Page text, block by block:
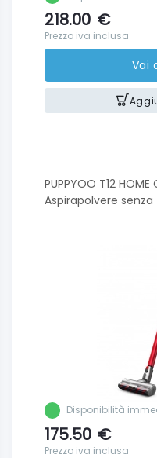
218.00 €
Prezzo iva inclusa
Vai
PUPPYOO T12
Aspirapolvere
Disponibilità
175.50 €
Prezzo iva inclusa